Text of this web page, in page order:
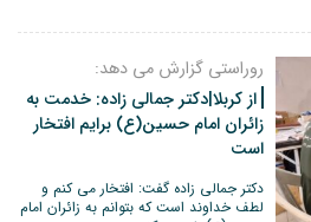
روراستی گزارش می دهد:
از کربلا|دکتر جمالی زاده: خدمت به
زائران امام حسین(ع) برایم افتخار
است
دکتر جمالی زاده گفت: افتخار می کنم و
لطف خداوند است که بتوانم به زائران امام